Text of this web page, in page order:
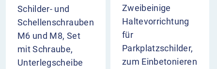
Schilder- und
Schellenschrauben
M6 und M8, Set
mit Schraube,
Unterlegscheibe
Zweibeinige
Haltevorrichtung
für
Parkplatzschilder,
zum Einbetonieren